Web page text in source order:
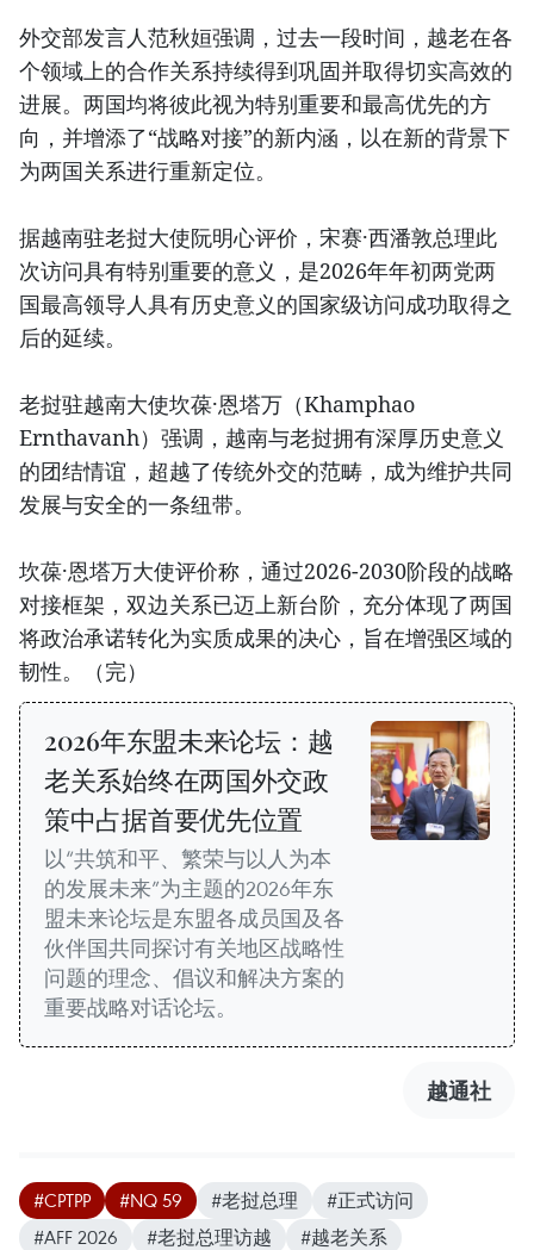
外交部发言人范秋姮强调，过去一段时间，越老在各
个领域上的合作关系持续得到巩固并取得切实高效的
进展。两国均将彼此视为特别重要和最高优先的方
向，并增添了“战略对接”的新内涵，以在新的背景下
为两国关系进行重新定位。
据越南驻老挝大使阮明心评价，宋赛·西潘敦总理此
次访问具有特别重要的意义，是2026年年初两党两
国最高领导人具有历史意义的国家级访问成功取得之
后的延续。
老挝驻越南大使坎葆·恩塔万（Khamphao
Ernthavanh）强调，越南与老挝拥有深厚历史意义
的团结情谊，超越了传统外交的范畴，成为维护共同
发展与安全的一条纽带。
坎葆·恩塔万大使评价称，通过2026-2030阶段的战略
对接框架，双边关系已迈上新台阶，充分体现了两国
将政治承诺转化为实质成果的决心，旨在增强区域的
韧性。（完）
2026年东盟未来论坛：越
老关系始终在两国外交政
策中占据首要优先位置
以“共筑和平、繁荣与以人为本
的发展未来”为主题的2026年东
盟未来论坛是东盟各成员国及各
伙伴国共同探讨有关地区战略性
问题的理念、倡议和解决方案的
重要战略对话论坛。
越通社
#CPTPP #NQ 59 #老挝总理
#正式访问
#AFF 2026
#老挝总理访越 #越老关系